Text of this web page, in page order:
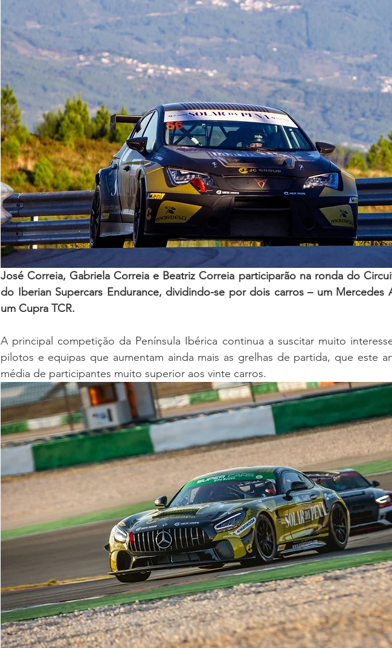
José Correia, Gabriela Correia e Beatriz Correia participarão na ronda do
do Iberian Supercars Endurance, dividindo-se por dois carros – um Mercedes
um Cupra TCR.
A principal competição da Península Ibérica continua a suscitar muito
pilotos e equipas que aumentam ainda mais as grelhas de partida, que este
média de participantes muito superior aos vinte carros.